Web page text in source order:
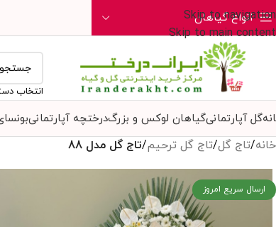
Skip to navigation
Skip to main content
انواع گیاهان
انتخاب
گل آپارتمانیگیاهان لوکس و بزرگدرختچه آپارتمانی
خانه/تاج گل/تاج گل ترحیم/تاج گل مدل 88
ارسال سریع امروز